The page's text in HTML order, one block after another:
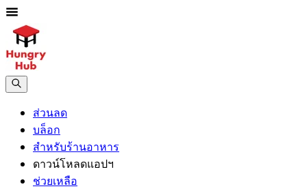
ส่วนลด
บล็อก
สำหรับร้านอาหาร
ดาวน์โหลดแอปฯ
ช่วยเหลือ